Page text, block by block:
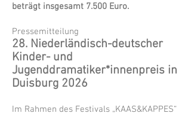
beträgt insgesamt 7.500 Euro.
Pressemitteilung
28. Niederländisch-deutscher
Kinder- und
Jugenddramatiker*innenpreis in
Duisburg 2026
Im Rahmen des Festivals „KAAS&KAPPES“